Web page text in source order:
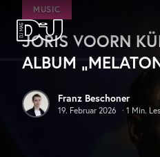
Zum Hauptinhalt springen
DJ Mag Germany
MUSIC
JORIS VOORN
ALBUM
Franz Beschoner
19. Februar 2026 · 1 Min.